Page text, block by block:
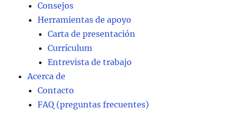
Consejos
Herramientas de apoyo
Carta de presentación
Currículum
Entrevista de trabajo
Acerca de
Contacto
FAQ (preguntas frecuentes)